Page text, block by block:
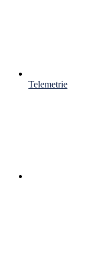
Telemetrie